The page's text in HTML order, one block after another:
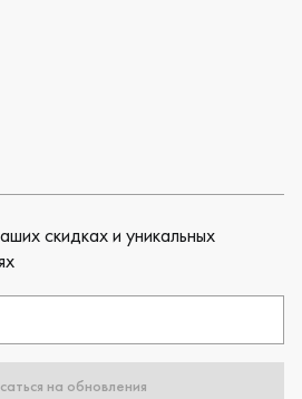
скидках и уникальных
на обновления